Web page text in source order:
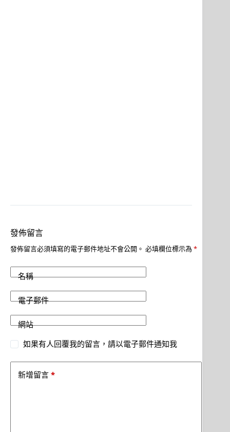
發佈留言
發佈留言必須填寫的電子郵件地址不會公開。 必填欄位標示為 *
名稱
電子郵件
網站
如果有人回覆我的留言，請以電子郵件通知我
新增留言 *